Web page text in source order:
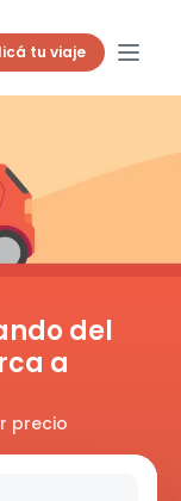
tu viaje
del
a
precio